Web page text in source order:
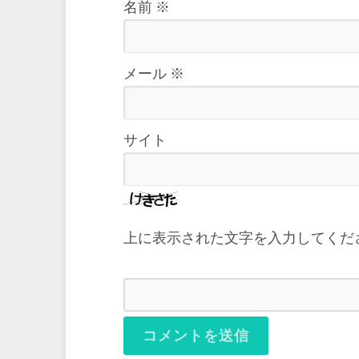
名前 ※
メール ※
サイト
上に表示された文字を入力してくだ